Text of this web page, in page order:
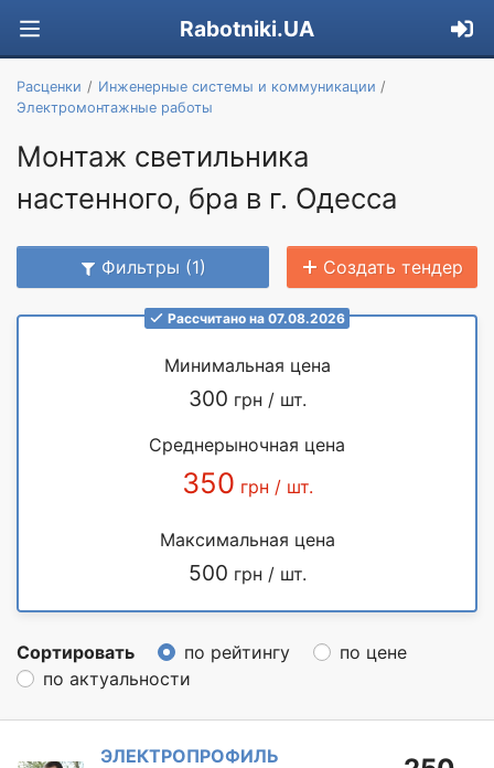
Rabotniki.UA
Расценки
Инженерные системы и коммуникации
Электромонтажные работы
Монтаж светильника
настенного, бра в г. Одесса
Фильтры (1) Создать тендер
Рассчитано на 07.08.2026
Минимальная цена
300 грн / шт.
Среднерыночная цена
350 грн / шт.
Максимальная цена
500 грн / шт.
Сортировать по рейтингу
по цене
по актуальности
ЭЛЕКТРОПРОФИЛЬ